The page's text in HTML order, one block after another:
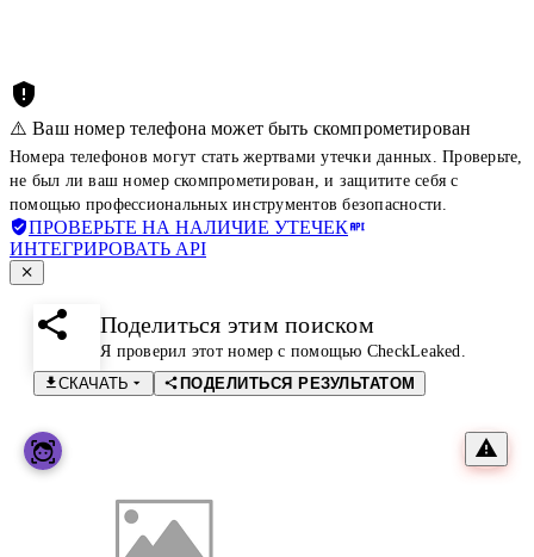
⚠️ Ваш номер телефона может быть скомпрометирован
Номера телефонов могут стать жертвами утечки данных. Проверьте,
не был ли ваш номер скомпрометирован, и защитите себя с
помощью профессиональных инструментов безопасности.
ПРОВЕРЬТЕ НА НАЛИЧИЕ УТЕЧЕК
ИНТЕГРИРОВАТЬ API
Поделиться этим поиском
Я проверил этот номер с помощью CheckLeaked.
СКАЧАТЬ
ПОДЕЛИТЬСЯ РЕЗУЛЬТАТОМ